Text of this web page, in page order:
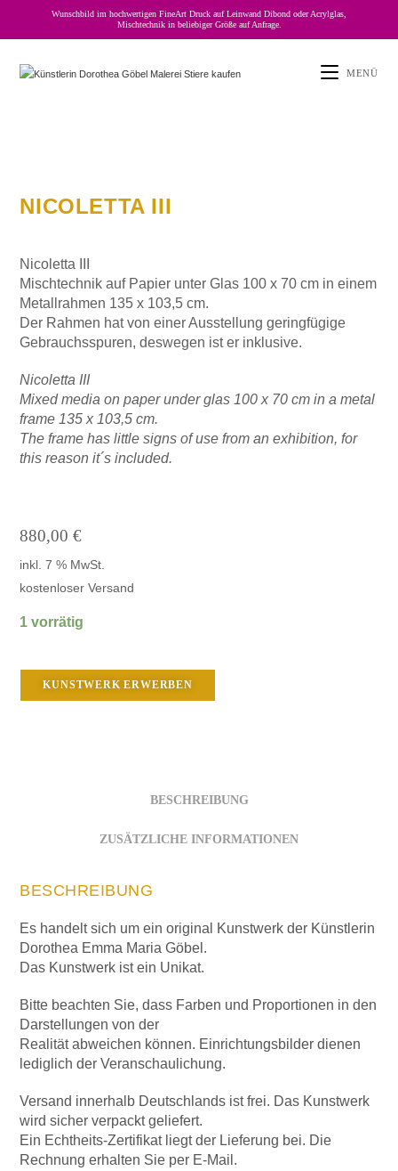
Wunschbild im hochwertigen FineArt Druck auf Leinwand Dibond oder Acrylglas,
Mischtechnik in beliebiger Größe auf Anfrage.
MENÜ
NICOLETTA III
Nicoletta III
Mischtechnik auf Papier unter Glas 100 x 70 cm in einem
Metallrahmen 135 x 103,5 cm.
Der Rahmen hat von einer Ausstellung geringfügige
Gebrauchsspuren, deswegen ist er inklusive.
Nicoletta III
Mixed media on paper under glas 100 x 70 cm in a metal
frame 135 x 103,5 cm.
The frame has little signs of use from an exhibition, for
this reason it´s included.
880,00€
inkl. 7 % MwSt.
kostenloser Versand
1 vorrätig
KUNSTWERK ERWERBEN
BESCHREIBUNG
ZUSÄTZLICHE INFORMATIONEN
BESCHREIBUNG
Es handelt sich um ein original Kunstwerk der Künstlerin
Dorothea Emma Maria Göbel.
Das Kunstwerk ist ein Unikat.
Bitte beachten Sie, dass Farben und Proportionen in den
Darstellungen von der
Realität abweichen können. Einrichtungsbilder dienen
lediglich der Veranschaulichung.
Versand innerhalb Deutschlands ist frei. Das Kunstwerk
wird sicher verpackt geliefert.
Ein Echtheits-Zertifikat liegt der Lieferung bei. Die
Rechnung erhalten Sie per E-Mail.